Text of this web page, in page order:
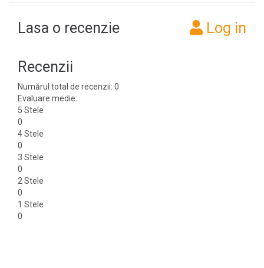
Lasa o recenzie Log in
Recenzii
Numărul total de recenzii: 0
Evaluare medie:
5 Stele
0
4 Stele
0
3 Stele
0
2 Stele
0
1 Stele
0